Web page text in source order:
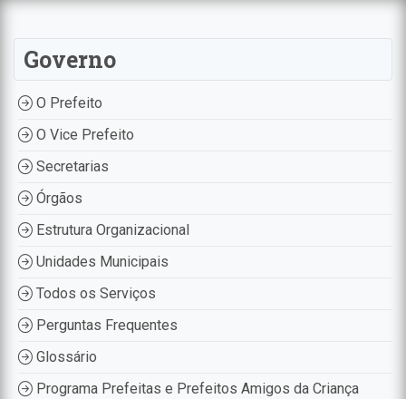
Governo
O Prefeito
O Vice Prefeito
Secretarias
Órgãos
Estrutura Organizacional
Unidades Municipais
Todos os Serviços
Perguntas Frequentes
Glossário
Programa Prefeitas e Prefeitos Amigos da Criança